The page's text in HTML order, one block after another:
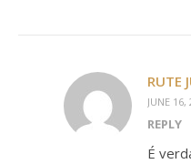
RUTE
JUNE
REPLY
É